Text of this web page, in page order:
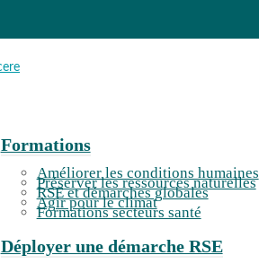
Formations
Améliorer les conditions humaines
Préserver les ressources naturelles
RSE et démarches globales
Agir pour le climat
Formations secteurs santé
Déployer une démarche RSE